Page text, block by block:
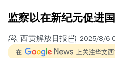
监察以在新纪元促进
西贡解放日报 2025/8/6
在 上关注华文